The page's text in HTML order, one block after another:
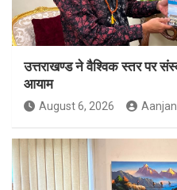
उत्तराखण्ड ने वैश्विक स्तर पर
आयाम
August 6, 2026